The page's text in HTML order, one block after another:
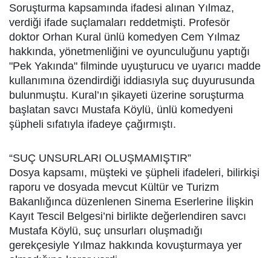
Soruşturma kapsamında ifadesi alınan Yılmaz,
verdiği ifade suçlamaları reddetmişti. Profesör
doktor Orhan Kural ünlü komedyen Cem Yılmaz
hakkında, yönetmenliğini ve oyunculuğunu yaptığı
"Pek Yakında" filminde uyuşturucu ve uyarıcı madde
kullanımına özendirdiği iddiasıyla suç duyurusunda
bulunmuştu. Kural’ın şikayeti üzerine soruşturma
başlatan savcı Mustafa Köylü, ünlü komedyeni
şüpheli sıfatıyla ifadeye çağırmıştı.
“SUÇ UNSURLARI OLUŞMAMIŞTIR”
Dosya kapsamı, müşteki ve şüpheli ifadeleri, bilirkişi
raporu ve dosyada mevcut Kültür ve Turizm
Bakanlığınca düzenlenen Sinema Eserlerine İlişkin
Kayıt Tescil Belgesi’ni birlikte değerlendiren savcı
Mustafa Köylü, suç unsurları oluşmadığı
gerekçesiyle Yılmaz hakkında kovuşturmaya yer